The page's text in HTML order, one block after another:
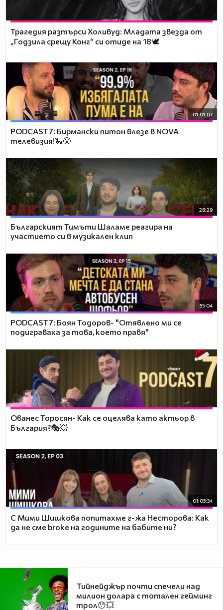
Трагедия разтърси Холивуд: Младата звезда от
„Годзила срещу Конг“ си отиде на 18🕊️
01:01:07
PODCAST7: Бирмански питон влезе в NOVA
телевизия!🐍😮
28:29
Българският Тимъти Шаламе реагира на
участието си в музикален клип
55:04
PODCAST7: ‪Боян Тодоров- "Отявлено ми се
подиграваха за това, което правя"
Ованес Торосян- Как се оцелява като актьор в
България?🎭💥
01:05:34
С Мими Шишкова попитахме г-жа Несторова: Как
да не сме broke на годините на бабите ни?
Тийнейджър почти спечели над
милион долара с тотален гейминг
трол😯💥